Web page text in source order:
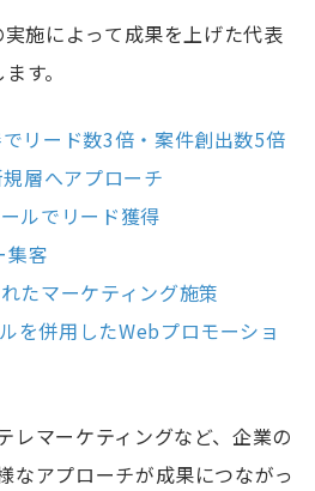
施によって成果を上げた代表
す。
リード数3倍・案件創出数5倍
層へアプローチ
ルでリード獲得
集客
たマーケティング施策
を併用したWebプロモーショ
レマーケティングなど、企業の
なアプローチが成果につながっ